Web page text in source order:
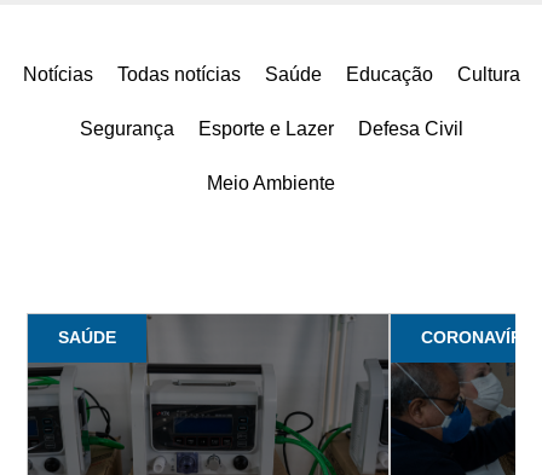
Notícias Todas notícias Saúde Educação Cultura
Segurança Esporte e Lazer Defesa Civil
Meio Ambiente
SAÚDE